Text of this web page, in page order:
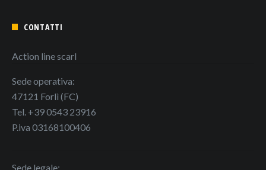
CONTATTI
Action line scarl
Sede operativa:
47121 Forlì (FC)
Tel. +39 0543 23916
P.iva 03168100406
Sede legale: